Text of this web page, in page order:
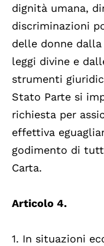
dignità umana,
discriminazioni
delle donne
leggi divine e
strumenti
Stato Parte si
richiesta per
effettiva
godimento di
Carta.
Articolo 4.
1. In situazioni